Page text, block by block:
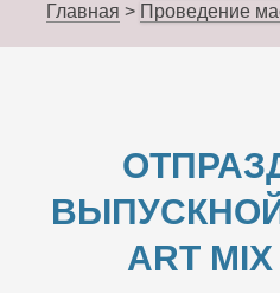
Главная > Проведение
ART